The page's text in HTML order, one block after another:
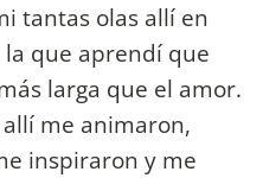
tantas olas allí en
que aprendí que
larga que el amor.
me animaron,
inspiraron y me